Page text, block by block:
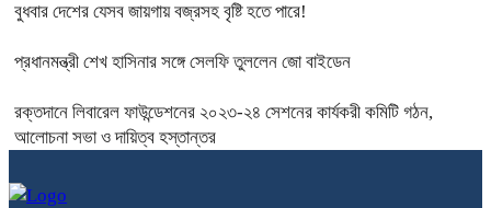
বুধবার দেশের যেসব জায়গায় বজ্রসহ বৃষ্টি হতে পারে!
প্রধানমন্ত্রী শেখ হাসিনার সঙ্গে সেলফি তুললেন জো বাইডেন
রক্তদানে লিবারেল ফাউন্ডেশনের ২০২৩-২৪ সেশনের কার্যকরী কমিটি গঠন,
আলোচনা সভা ও দায়িত্ব হস্তান্তর